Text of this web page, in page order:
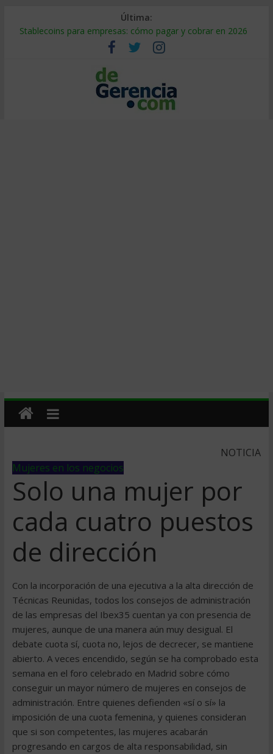
Última:
Stablecoins para empresas: cómo pagar y cobrar en 2026
Despido silencioso: qué es y por qué sale tan caro
IA en selección de personal: cómo auditarla a tiempo
Trabajo forzoso en la cadena de suministro: qué hacer
Mercado hispano de EE. UU.: cómo segmentarlo y venderle
NOTICIA
Mujeres en los negocios
Solo una mujer por
cada cuatro puestos
de dirección
Con la incorporación de una ejecutiva a la alta dirección de
Técnicas Reunidas, todos los consejos de administración
de las empresas del Ibex35 cuentan ya con presencia de
mujeres, aunque de una manera aún muy desigual. El
debate cuota sí, cuota no, lejos de decrecer, se mantiene
abierto. A veces encendido, según se ha comprobado esta
semana en el foro celebrado en Madrid sobre cómo
conseguir un mayor número de mujeres en consejos de
administración. Entre quienes defienden «sí o sí» la
imposición de una cuota femenina, y quienes consideran
que si son competentes, las mujeres acabarán
progresando en cargos de alta responsabilidad, sin